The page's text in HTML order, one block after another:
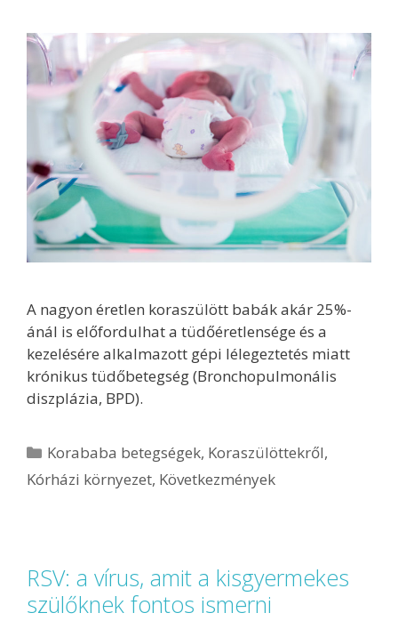
A nagyon éretlen koraszülött babák akár 25%-
ánál is előfordulhat a tüdőéretlensége és a
kezelésére alkalmazott gépi lélegeztetés miatt
krónikus tüdőbetegség (Bronchopulmonális
diszplázia, BPD).
Korababa betegségek, Koraszülöttekről,
Kórházi környezet, Következmények
RSV: a vírus, amit a kisgyermekes
szülőknek fontos ismerni